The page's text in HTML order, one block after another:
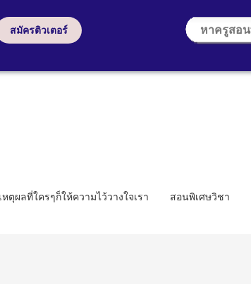
สมัครติวเตอร์
เหตุผลที่ใครๆก็ให้ความไว้วางใจเรา สอนพิเศษวิชา